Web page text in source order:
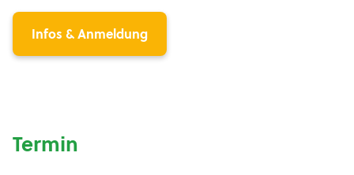
Infos & Anmeldung
Termin